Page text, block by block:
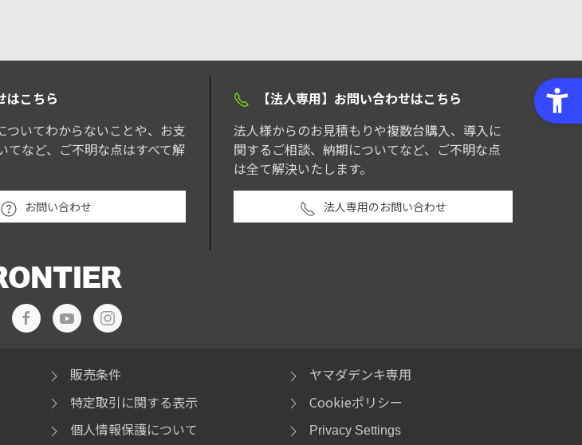
はこちら
ついてわからないことや、お支
てなど、ご不明な点はすべて解
お問い合わせ
【法人専用】お問い合わせはこちら
法人様からのお見積もりや複数台購入、導入に
関するご相談、納期についてなど、ご不明な点
は全て解決いたします。
法人専用のお問い合わせ
販売条件
特定取引に関する表示
個人情報保護について
ヤマダデンキ専用
Cookieポリシー
Privacy Settings